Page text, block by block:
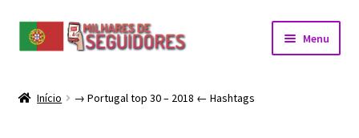
para
navegação
Saltar
para
conteúdo
Menu
Início → Portugal top 30 – 2018 ← Hashtags